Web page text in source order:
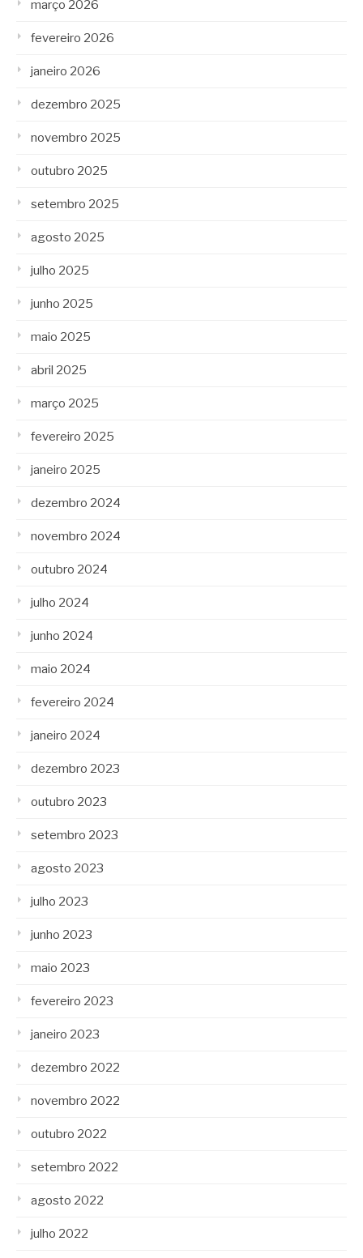
março 2026
fevereiro 2026
janeiro 2026
dezembro 2025
novembro 2025
outubro 2025
setembro 2025
agosto 2025
julho 2025
junho 2025
maio 2025
abril 2025
março 2025
fevereiro 2025
janeiro 2025
dezembro 2024
novembro 2024
outubro 2024
julho 2024
junho 2024
maio 2024
fevereiro 2024
janeiro 2024
dezembro 2023
outubro 2023
setembro 2023
agosto 2023
julho 2023
junho 2023
maio 2023
fevereiro 2023
janeiro 2023
dezembro 2022
novembro 2022
outubro 2022
setembro 2022
agosto 2022
julho 2022